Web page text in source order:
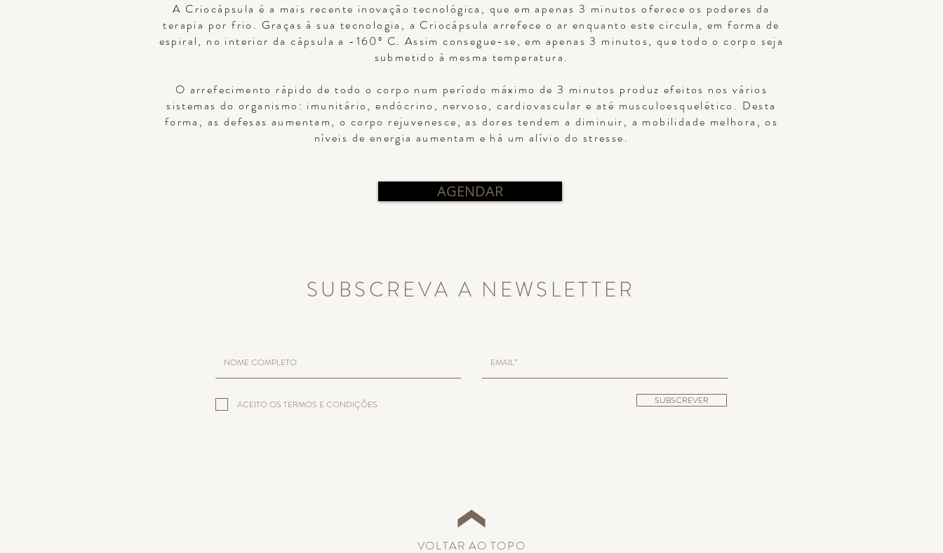
A Criocápsula é a mais recente inovação tecnológica, que em apenas 3 minutos oferece os poderes da
terapia por frio. Graças à sua tecnologia, a Criocápsula arrefece o ar enquanto este circula, em forma de
espiral, no interior da cápsula a -160º C. Assim consegue-se, em apenas 3 minutos, que todo o corpo seja
submetido à mesma temperatura.
O arrefecimento rápido de todo o corpo num período máximo de 3 minutos produz efeitos nos vários
sistemas do organismo: imunitário, endócrino, nervoso, cardiovascular e até musculoesquelético. Desta
forma, as defesas aumentam, o corpo rejuvenesce, as dores tendem a diminuir, a mobilidade melhora, os
níveis de energia aumentam e há um alívio do stresse.
AGENDAR
SUBSCREVA A NEWSLETTER
ACEITO OS TERMOS E CONDIÇÕES SUBSCREVER
VOLTAR AO TOPO